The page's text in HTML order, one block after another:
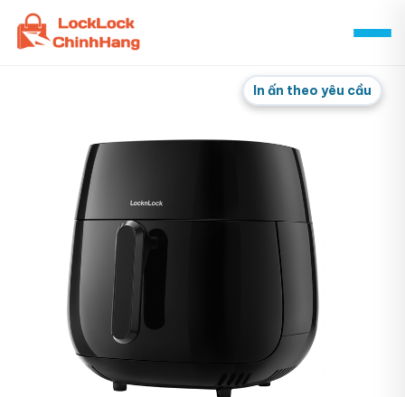
Skip
content
In ấn theo yêu cầu